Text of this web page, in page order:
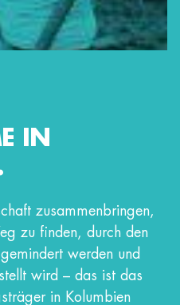
IN
zusammenbringen,
zu finden, durch den
werden und
wird – das ist das
in Kolumbien